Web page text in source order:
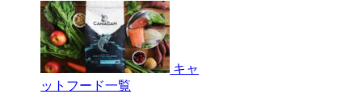
キャ
ットフード一覧